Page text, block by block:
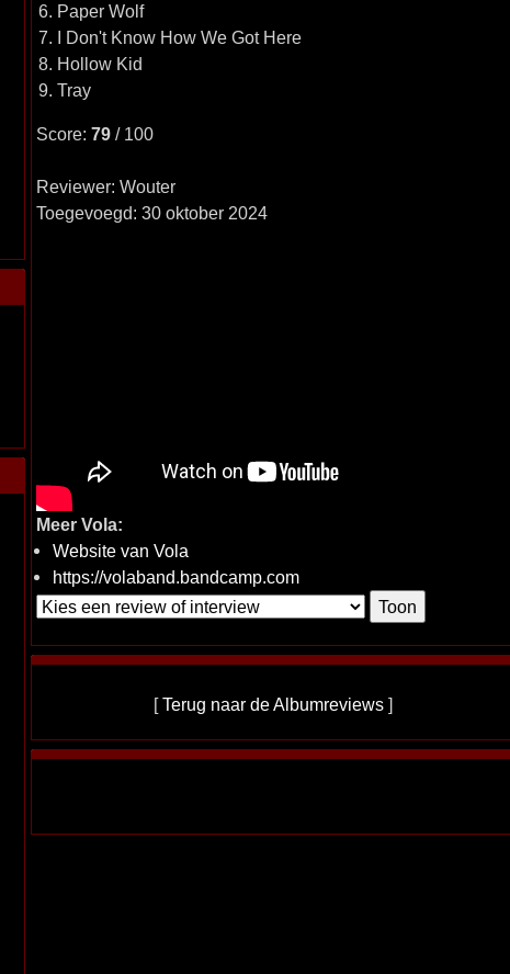
6. Paper Wolf
7. I Don't Know How We Got Here
8. Hollow Kid
9. Tray
Score: 79/ 100
Reviewer: Wouter
Toegevoegd: 30 oktober 2024
Meer Vola:
Website van Vola
https://volaband.bandcamp.com
[Terug naar de Albumreviews ]